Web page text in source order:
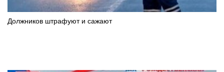
Должников штрафуют и сажают